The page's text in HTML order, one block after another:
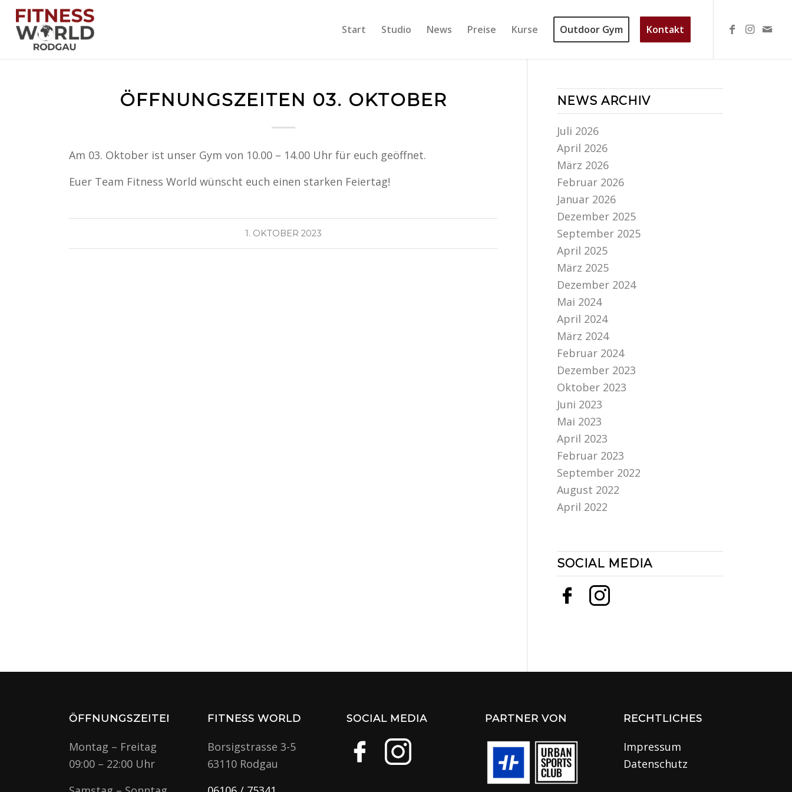
Start Studio News Preise Kurse Outdoor Gym Kontakt
ÖFFNUNGSZEITEN 03. OKTOBER
Am 03. Oktober ist unser Gym von 10.00 – 14.00 Uhr für euch geöffnet.
Euer Team Fitness World wünscht euch einen starken Feiertag!
1. OKTOBER 2023
NEWS ARCHIV
Juli 2026
April 2026
März 2026
Februar 2026
Januar 2026
Dezember 2025
September 2025
April 2025
März 2025
Dezember 2024
Mai 2024
April 2024
März 2024
Februar 2024
Dezember 2023
Oktober 2023
Juni 2023
Mai 2023
April 2023
Februar 2023
September 2022
August 2022
April 2022
SOCIAL MEDIA
ÖFFNUNGSZEITEN
Montag – Freitag
09:00 – 22:00 Uhr
FITNESS WORLD
Borsigstrasse 3-5
63110 Rodgau
SOCIAL MEDIA PARTNER VON RECHTLICHES
Impressum
Datenschutz